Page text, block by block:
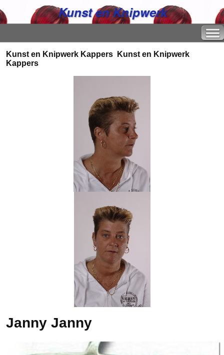
Kunst en Knipwerk
Kunst en Knipwerk Kappers
Kunst en Knipwerk
Kappers
Janny Janny